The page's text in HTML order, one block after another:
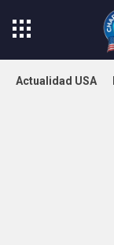
Actualidad USA